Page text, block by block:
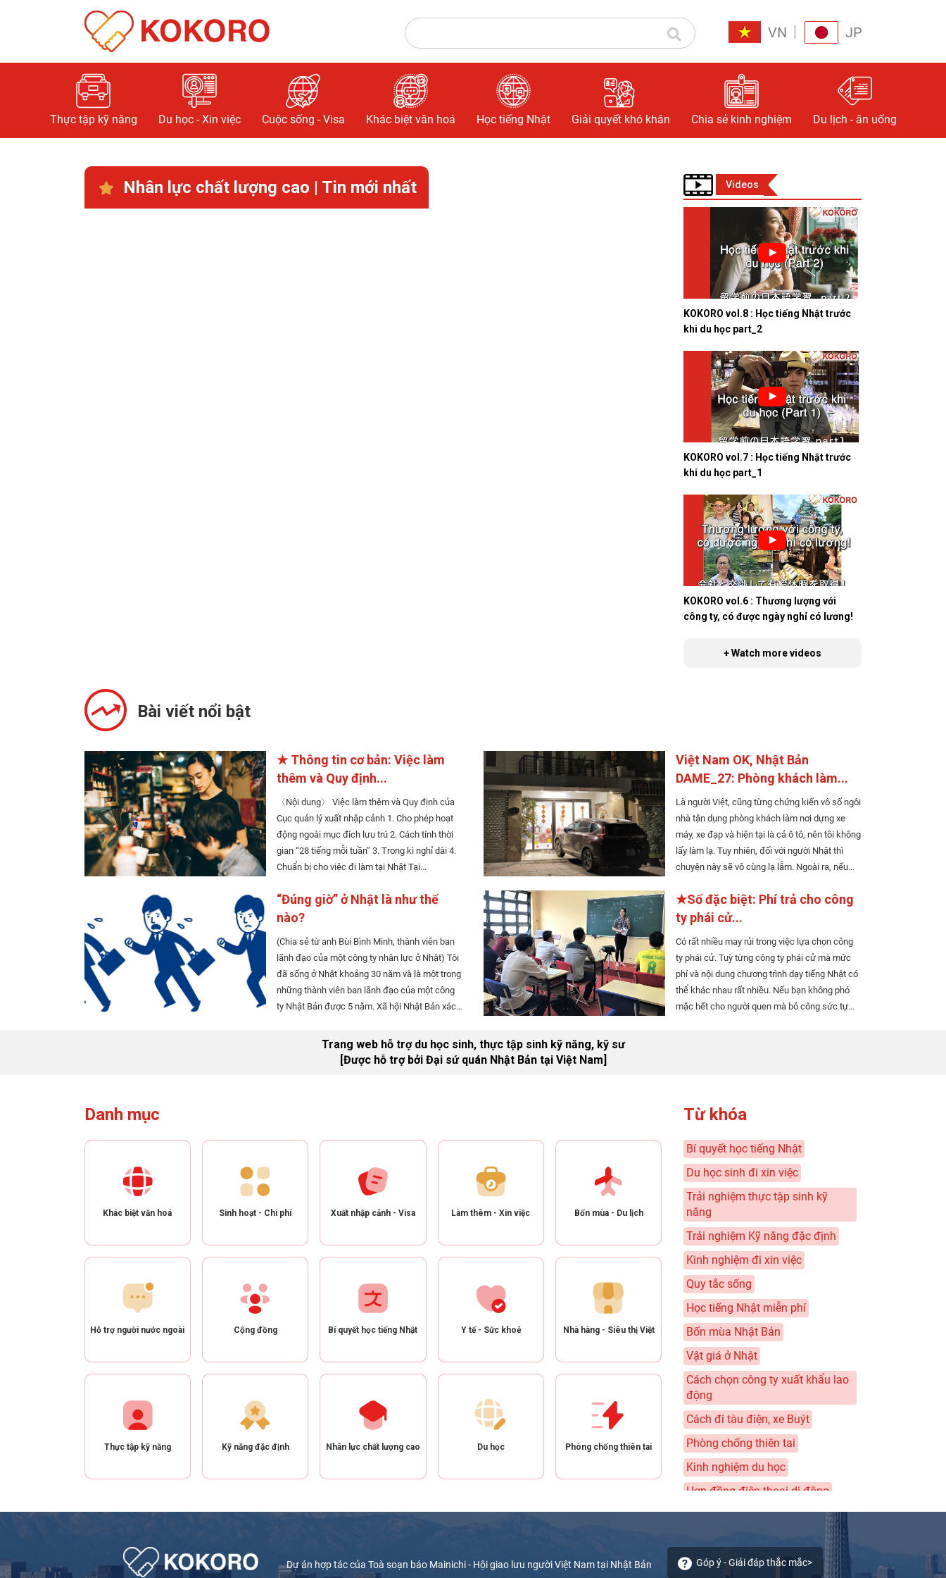
VN JP
Thực tập kỹ năng Du học - Xin việc Cuộc sống - Visa Khác biệt văn hoá Học tiếng Nhật Giải quyết khó khăn Chia sẻ kinh nghiệm Du lịch - ăn uống
Nhân lực chất lượng cao | Tin mới nhất Videos
KOKORO vol.8 : Học tiếng Nhật trước
khi du học part_2
KOKORO vol.7 : Học tiếng Nhật trước
khi du học part_1
KOKORO vol.6 : Thương lượng với
công ty, có được ngày nghỉ có lương!
+ Watch more videos
Bài viết nổi bật
★ Thông tin cơ bản: Việc làm
thêm và Quy định...
〈Nội dung〉 Việc làm thêm và Quy định của
Cục quản lý xuất nhập cảnh 1. Cho phép hoạt
động ngoài mục đích lưu trú 2. Cách tính thời
gian “28 tiếng mỗi tuần” 3. Trong kì nghỉ dài 4.
Chuẩn bị cho việc đi làm tại Nhật Tại...
Việt Nam OK, Nhật Bản
DAME_27: Phòng khách làm...
Là người Việt, cũng từng chứng kiến vô số ngôi
nhà tận dụng phòng khách làm nơi dựng xe
máy, xe đạp và hiện tại là cả ô tô, nên tôi không
lấy làm lạ. Tuy nhiên, đối với người Nhật thì
chuyện này sẽ vô cùng lạ lẫm. Ngoài ra, nếu
đại hiệu thuốc nào đó để mua thuốc bệnh thì
quên giấc mơ đó đi nhé. Ở Nhật, mua thuốc...
“Đúng giờ” ở Nhật là như thế
nào?
(Chia sẻ từ anh Bùi Bình Minh, thành viên ban
lãnh đạo của một công ty nhân lực ở Nhật) Tôi
đã sống ở Nhật khoảng 30 năm và là một trong
những thành viên ban lãnh đạo của một công
ty Nhật Bản được 5 năm. Xã hội Nhật Bản xác
Trễ giờ vài phút có thể chưa phải là nghiêm
trọng, nhưng tới 15 phút thì ở ngưỡng chịu
★Số đặc biệt: Phí trả cho công
ty phái cử...
Có rất nhiều may rủi trong việc lựa chọn công
ty phái cử. Tuỳ từng công ty phái cử mà mức
phí và nội dung chương trình dạy tiếng Nhật có
thể khác nhau rất nhiều. Nếu bạn không phó
mặc hết cho người quen mà bỏ công sức tự
Trang web hỗ trợ du học sinh, thực tập sinh kỹ năng, kỹ sư
[Được hỗ trợ bởi Đại sứ quán Nhật Bản tại Việt Nam]
Danh mục
Khác biệt văn hoá Sinh hoạt - Chi phí Xuất nhập cảnh - Visa Làm thêm - Xin việc Bốn mùa - Du lịch
Hỗ trợ người nước ngoài Cộng đồng Bí quyết học tiếng Nhật Y tế - Sức khoẻ Nhà hàng - Siêu thị Việt
Thực tập kỹ năng Kỹ năng đặc định Nhân lực chất lượng cao Du học Phòng chống thiên tai
Từ khóa
Bí quyết học tiếng Nhật
Du học sinh đi xin việc
Trải nghiệm thực tập sinh kỹ
năng
Trải nghiệm Kỹ năng đặc định
Kinh nghiệm đi xin việc
Quy tắc sống
Học tiếng Nhật miễn phí
Bốn mùa Nhật Bản
Vật giá ở Nhật
Cách chọn công ty xuất khẩu lao
động
Cách đi tàu điện, xe Buýt
Phòng chống thiên tai
Kinh nghiệm du học
Hợp đồng điện thoại di động
Sổ chi tiêu của tôi
Câu chuyện về nhân lực chất
Dự án hợp tác của Toà soạn báo Mainichi - Hội giao lưu người Việt Nam tại Nhật Bản Góp ý - Giải đáp thắc mắc>